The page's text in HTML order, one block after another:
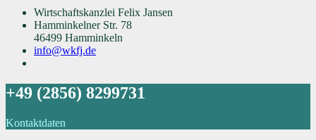
Wirtschaftskanzlei Felix Jansen
Hamminkelner Str. 78
46499 Hamminkeln
info@wkfj.de
+49 (2856) 8299731
Kontaktdaten